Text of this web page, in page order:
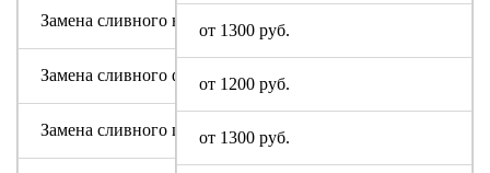
от 1300 руб.
от 1200 руб.
от 1300 руб.
Замена сливного насоса
Замена сливного фильтра
Замена сливного шланга